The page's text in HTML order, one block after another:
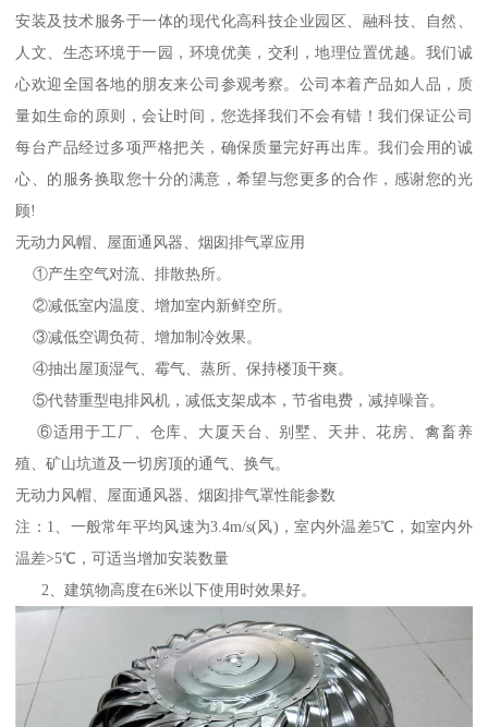
安装及技术服务于一体的现代化高科技企业园区、融科技、自然、
人文、生态环境于一园，环境优美，交利，地理位置优越。我们诚
心欢迎全国各地的朋友来公司参观考察。公司本着产品如人品，质
量如生命的原则，会让时间，您选择我们不会有错！我们保证公司
每台产品经过多项严格把关，确保质量完好再出库。我们会用的诚
心、的服务换取您十分的满意，希望与您更多的合作，感谢您的光
顾!
无动力风帽、屋面通风器、烟囱排气罩应用
①产生空气对流、排散热所。
②减低室内温度、增加室内新鲜空所。
③减低空调负荷、增加制冷效果。
④抽出屋顶湿气、霉气、蒸所、保持楼顶干爽。
⑤代替重型电排风机，减低支架成本，节省电费，减掉噪音。
⑥适用于工厂、仓库、大厦天台、别墅、天井、花房、禽畜养
殖、矿山坑道及一切房顶的通气、换气。
无动力风帽、屋面通风器、烟囱排气罩性能参数
注：1、一般常年平均风速为3.4m/s(风)，室内外温差5℃，如室内外
温差>5℃，可适当增加安装数量
2、建筑物高度在6米以下使用时效果好。